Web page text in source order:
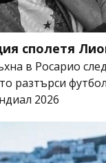
сполетя
в Росарио
разтърси
2026